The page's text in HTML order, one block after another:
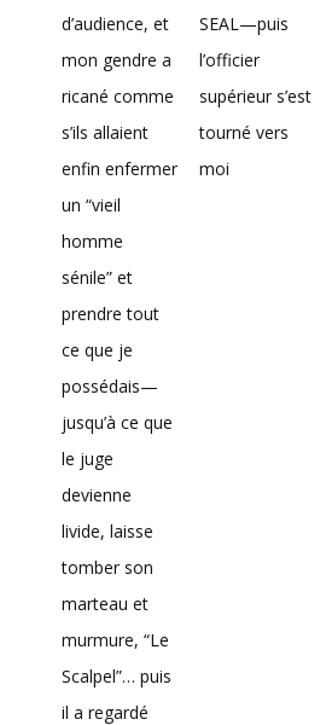
d’audience, et
mon gendre a
ricané comme
s’ils allaient
enfin enfermer
un “vieil
homme
sénile” et
prendre tout
ce que je
possédais—
jusqu’à ce que
le juge
devienne
livide, laisse
tomber son
marteau et
murmure, “Le
Scalpel”… puis
il a regardé
SEAL—puis
l’officier
supérieur s’est
tourné vers
moi